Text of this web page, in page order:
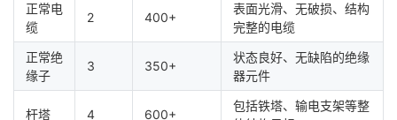
正常电
缆
2 400+
表面光滑、无破损、结构
完整的电缆
正常绝
缘子
3 350+
状态良好、无缺陷的绝缘
器元件
杆塔 4 600+
包括铁塔、输电支架等整